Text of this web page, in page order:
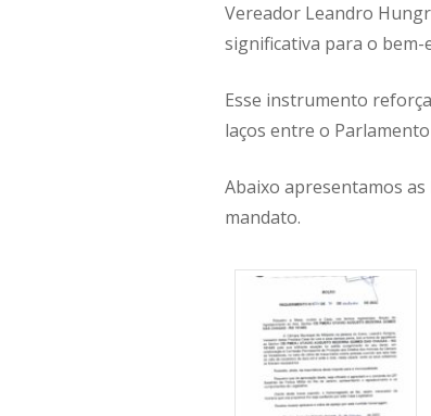
Hit enter to search or
Vereador Leandro
significativa para o
Esse instrumento
laços entre o
Abaixo apresentamos
mandato.